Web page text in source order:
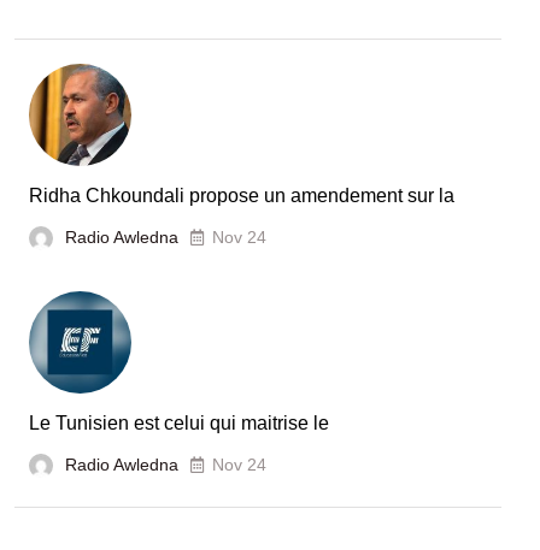
Ridha Chkoundali propose un amendement sur la
Radio Awledna Nov 24
Le Tunisien est celui qui maitrise le
Radio Awledna Nov 24